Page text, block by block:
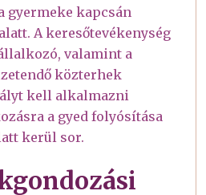
gyermeke kapcsán
A keresőtevékenység
valamint a
közterhek
kell alkalmazni
a gyed folyósítása
kerül sor.